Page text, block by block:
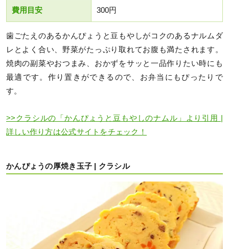
費用目安 300円
歯ごたえのあるかんぴょうと豆もやしがコクのあるナルムダ
レとよく合い、野菜がたっぷり取れてお腹も満たされます。
焼肉の副菜やおつまみ、おかずをサッと一品作りたい時にも
最適です。作り置きができるので、お弁当にもぴったりで
す。
>>クラシルの「かんぴょうと豆もやしのナムル」より引用 |
詳しい作り方は公式サイトをチェック！
かんぴょうの厚焼き玉子 | クラシル